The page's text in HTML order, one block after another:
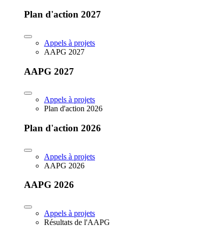
Plan d'action 2027
Appels à projets
AAPG 2027
AAPG 2027
Appels à projets
Plan d'action 2026
Plan d'action 2026
Appels à projets
AAPG 2026
AAPG 2026
Appels à projets
Résultats de l'AAPG